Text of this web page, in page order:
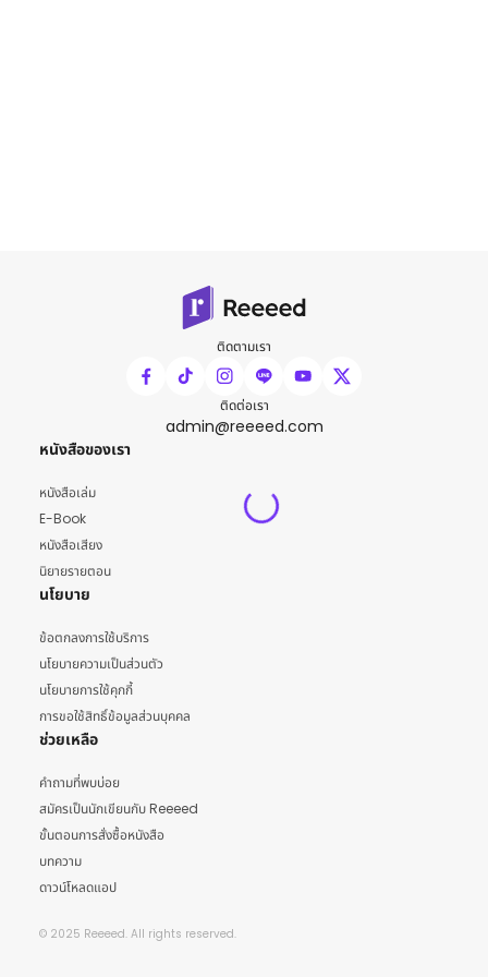
ติดตามเรา
ติดต่อเรา
admin@reeeed.com
หนังสือของเรา
หนังสือเล่ม
E-Book
หนังสือเสียง
นิยายรายตอน
นโยบาย
ข้อตกลงการใช้บริการ
นโยบายความเป็นส่วนตัว
นโยบายการใช้คุกกี้
การขอใช้สิทธิ์ข้อมูลส่วนบุคคล
ช่วยเหลือ
คำถามที่พบบ่อย
สมัครเป็นนักเขียนกับ Reeeed
ขั้นตอนการสั่งซื้อหนังสือ
บทความ
ดาวน์โหลดแอป
© 2025 Reeeed. All rights reserved.